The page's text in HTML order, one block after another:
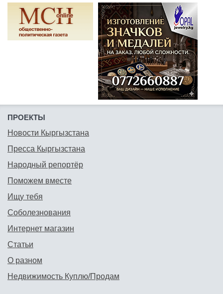
ПРОЕКТЫ
Новости Кыргызстана
Пресса Кыргызстана
Народный репортёр
Поможем вместе
Ищу тебя
Соболезнования
Интернет магазин
Статьи
О разном
Недвижимость Куплю/Продам